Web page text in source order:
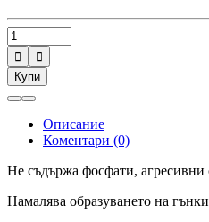


Купи
Описание
Коментари (0)
Не съдържа фосфати, агресивни
Намалява образуването на